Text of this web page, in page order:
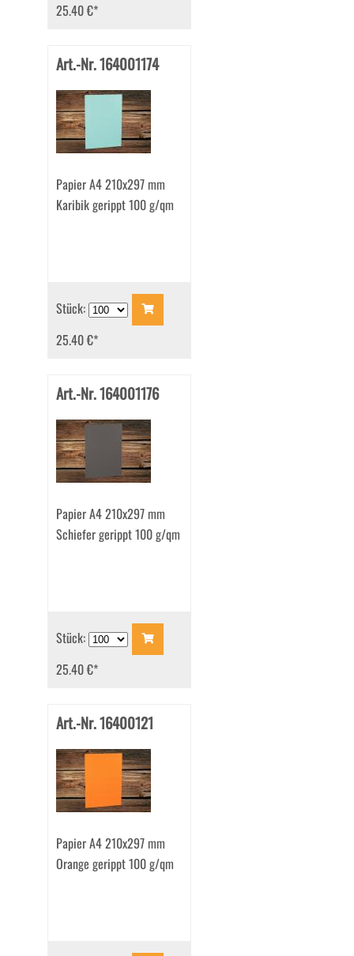
25.40 €*
Art.-Nr. 164001174
Papier A4 210x297 mm
Karibik gerippt 100 g/qm
Stück:
25.40 €*
Art.-Nr. 164001176
Papier A4 210x297 mm
Schiefer gerippt 100 g/qm
Stück:
25.40 €*
Art.-Nr. 16400121
Papier A4 210x297 mm
Orange gerippt 100 g/qm